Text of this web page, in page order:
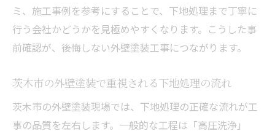
ミ、施工事例を参考にすることで、下地処理まで丁寧に
行う会社かどうかを見極めやすくなります。こうした事
前確認が、後悔しない外壁塗装工事につながります。
茨木市の外壁塗装で重視される下地処理の流れ
茨木市の外壁塗装現場では、下地処理の正確な流れが工
事の品質を左右します。一般的な工程は「高圧洗浄」